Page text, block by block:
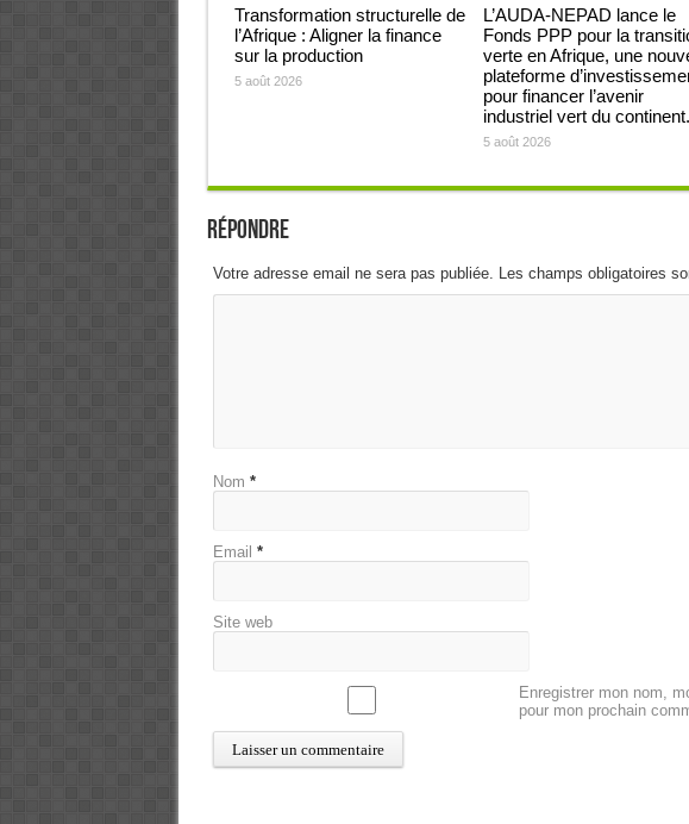
Transformation structurelle de
l’Afrique : Aligner la finance
sur la production
5 août 2026
L’AUDA-NEPAD lance le
Fonds PPP pour la
verte en Afrique, une
plateforme
pour financer l’avenir
industriel vert du continent.
5 août 2026
Répondre
Votre adresse email ne sera pas publiée. Les champs obligatoires
Nom *
Email *
Site web
Enregistrer mon nom,
pour mon prochain